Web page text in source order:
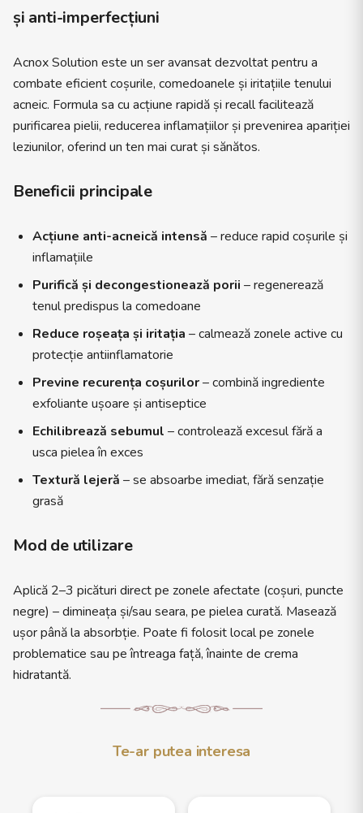
și anti-imperfecțiuni
Acnox Solution este un ser avansat dezvoltat pentru a
combate eficient coșurile, comedoanele și iritațiile tenului
acneic. Formula sa cu acțiune rapidă și recall facilitează
purificarea pielii, reducerea inflamațiilor și prevenirea apariției
leziunilor, oferind un ten mai curat și sănătos.
Beneficii principale
Acțiune anti-acneică intensă – reduce rapid coșurile și
inflamațiile
Purifică și decongestionează porii – regenerează
tenul predispus la comedoane
Reduce roșeața și iritația – calmează zonele active cu
protecție antiinflamatorie
Previne recurența coșurilor– combină ingrediente
exfoliante ușoare și antiseptice
Echilibrează sebumul – controlează excesul fără a
usca pielea în exces
Textură lejeră – se absoarbe imediat, fără senzație
grasă
Mod de utilizare
Aplică 2–3 picături direct pe zonele afectate (coșuri, puncte
negre) – dimineața și/sau seara, pe pielea curată. Masează
ușor până la absorbție. Poate fi folosit local pe zonele
problematice sau pe întreaga față, înainte de crema
hidratantă.
Te-ar putea interesa